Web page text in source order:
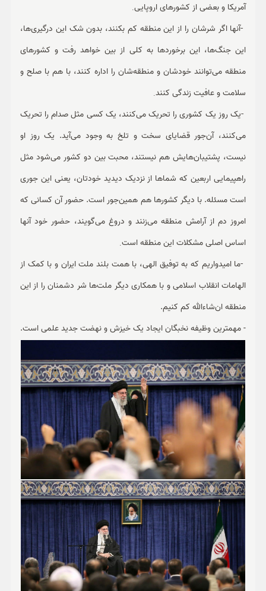
آمریکا و بعضی از کشورهای اروپایی.
-آنها اگر شرشان را از این منطقه کم بکنند، بدون شک این درگیری‌ها،
این جنگ‌ها، این برخوردها به کلی از بین خواهد رفت و کشورهای
منطقه می‌توانند خودشان و منطقه‌شان را اداره کنند، با هم با صلح و
سلامت و عافیت زندگی کنند.
-یک روز یک کشوری را تحریک می‌کنند، یک کسی مثل صدام را تحریک
می‌کنند، آن‌جور قضایای سخت و تلخ به وجود می‌آید. یک روز او
نیست، پشتیبان‌هایش هم نیستند، محبت بین دو کشور می‌شود مثل
راهپیمایی اربعین که شماها از نزدیک دیدید خودتان، یعنی این جوری
است مسئله. با دیگر کشورها هم همین‌جور است. حضور آن کسانی که
امروز دم از آرامش منطقه می‌زنند و دروغ می‌گویند، حضور خود آنها
اساس اصلی مشکلات این منطقه است.
-ما امیدواریم که به توفیق الهی، با همت بلند ملت ایران و با کمک از
الهامات انقلاب اسلامی و با همکاری دیگر ملت‌ها شر دشمنان را از این
منطقه ان‌شاءالله کم کنیم.
- مهمترین وظیفه نخبگان ایجاد یک خیزش و نهضت جدید علمی است.